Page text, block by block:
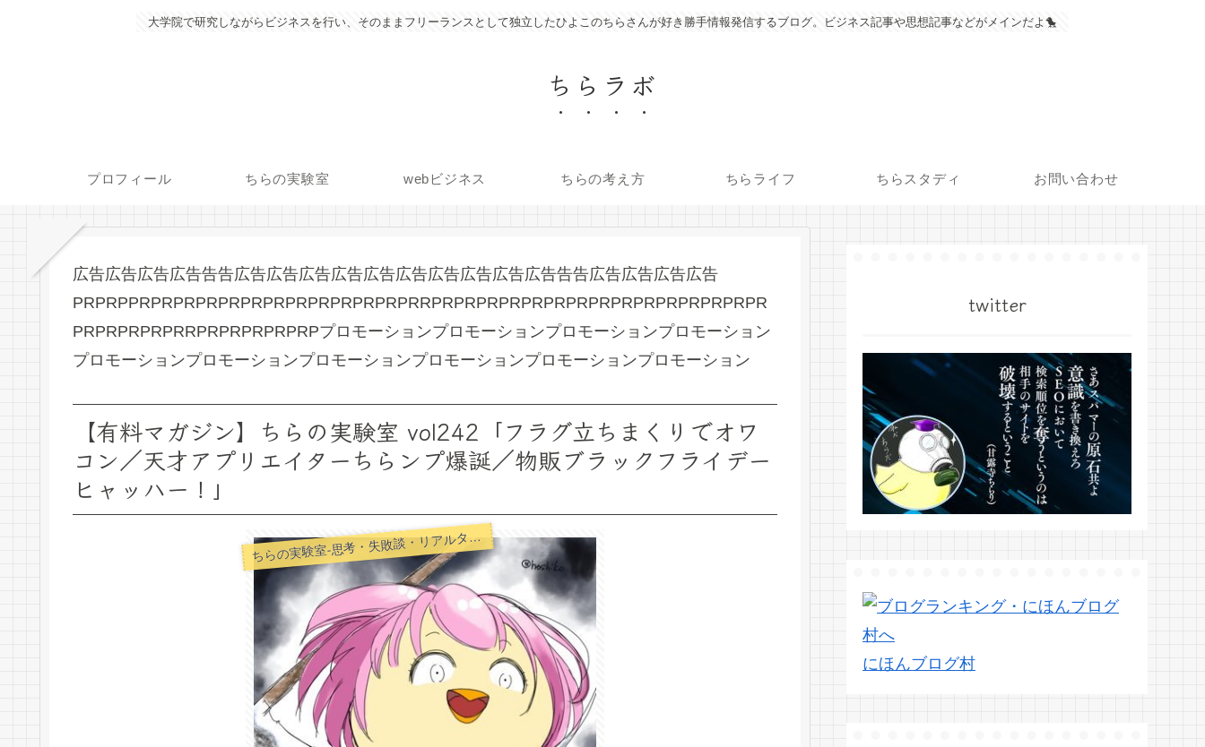
大学院で研究しながらビジネスを行い、そのままフリーランスとして独立したひよこのちらさんが好き勝手情報発信するブログ。ビジネス記事や思想記事などがメインだよ🐤
ちらラボ
プロフィール ちらの実験室 webビジネス ちらの考え方 ちらライフ ちらスタディ お問い合わせ
広告広告広告広告告告広告広告広告広告広告広告広告広告広告広告告告広告広告広告広告
PRPRPPRPRPRPRPRPRPRPRPRPRPRPRPRRPRPRPRPRPRPRPRPRPRPRPRPRPRPRPR
PRPRPRPRPRRPRPRPRPRPRPプロモーションプロモーションプロモーションプロモーション
プロモーションプロモーションプロモーションプロモーションプロモーションプロモーション
【有料マガジン】ちらの実験室 vol242「フラグ立ちまくりでオワ
コン／天才アプリエイターちらンプ爆誕／物販ブラックフライデー
ヒャッハー！」
ちらの実験室-思考・失敗談・リアルタイム実況等を発信します-
twitter
にほんブログ村